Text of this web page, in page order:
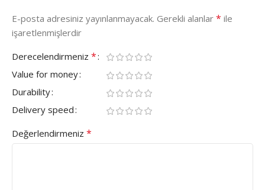
E-posta adresiniz yayınlanmayacak. Gerekli alanlar * ile
işaretlenmişlerdir
Derecelendirmeniz *
Value for money
Durability
Delivery speed
Değerlendirmeniz *